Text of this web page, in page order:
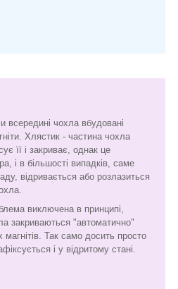
всередині чохла вбудовані
Хлястик - частина чохла
її і закриває, однак це
і в більшості випадків, саме
відривається або розлазиться
виключена в принципі,
закриваються "автоматично"
Так само досить просто
і у відритому стані.